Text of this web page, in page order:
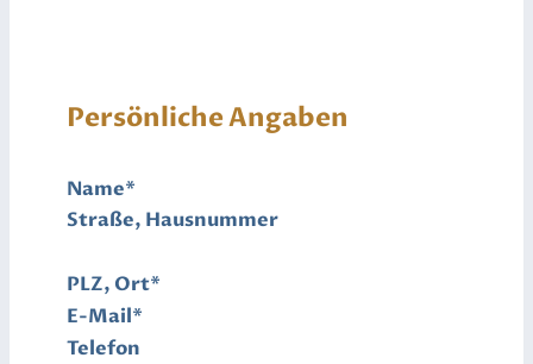
Persönliche Angaben
Name*
Straße, Hausnummer
PLZ, Ort*
E-Mail*
Telefon